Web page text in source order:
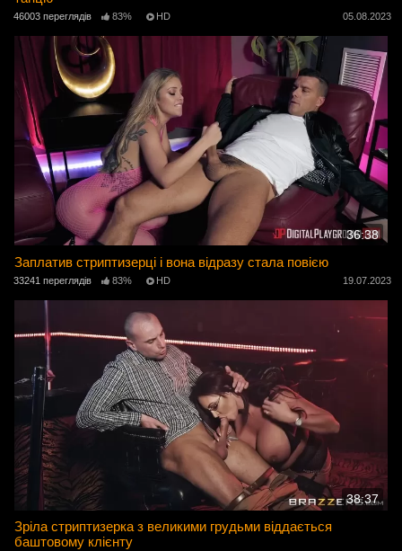
46003 переглядів 83% HD 05.08.2023
36:38
Заплатив стриптизерці і вона відразу стала повією
33241 переглядів 83% HD 19.07.2023
38:37
Зріла стриптизерка з великими грудьми віддається
баштовому клієнту